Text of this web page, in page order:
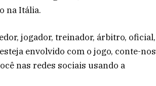
na Itália.
jogador, treinador, árbitro, oficial,
envolvido com o jogo, conte-nos
nas redes sociais usando a